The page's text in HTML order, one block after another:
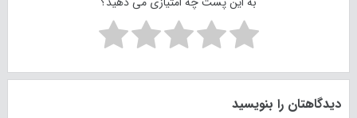
دیدگاهتان را بنویسید